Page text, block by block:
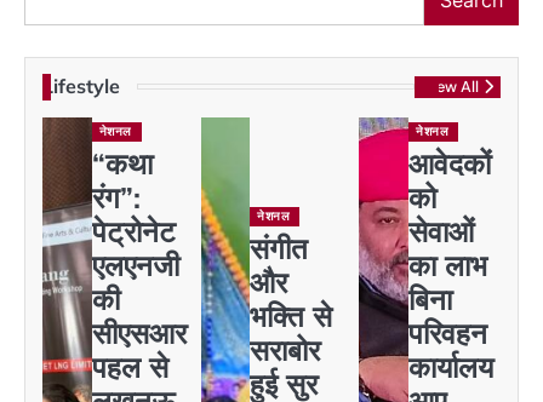
Lifestyle View All
नेशनल
“कथा
रंग”:
पेट्रोनेट
एलएनजी
की
सीएसआर
पहल से
नेशनल
संगीत
और
भक्ति से
सराबोर
हुई सुर
नेशनल
आवेदकों
को
सेवाओं
का लाभ
बिना
परिवहन
कार्यालय